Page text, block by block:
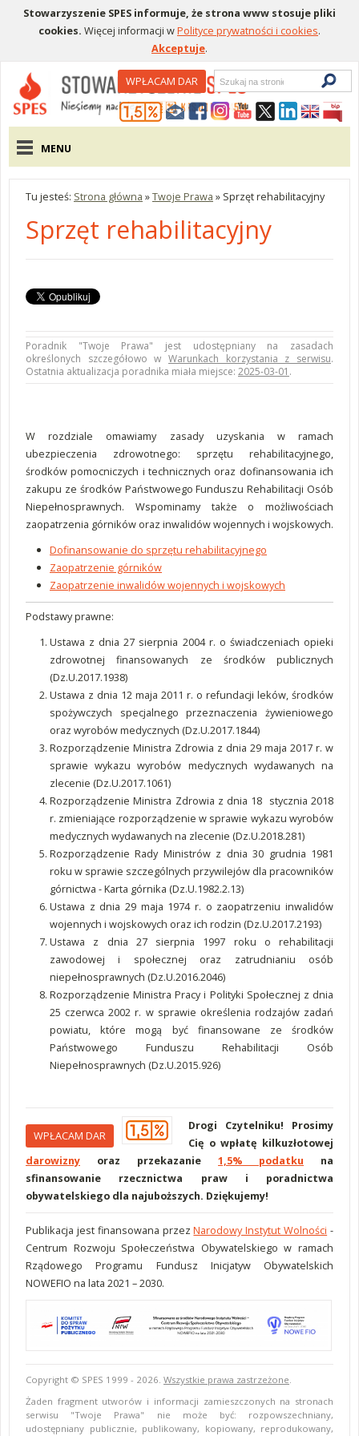
Stowarzyszenie SPES informuje, że strona www stosuje pliki
cookies. Więcej informacji wPolityce prywatności i cookies.
Akceptuje.
Menu pomocniczeWPŁACAM DAR
Wyszukiwarka
Menu główne
MENU
Tu jesteś: Strona główna »Twoje Prawa » Sprzęt rehabilitacyjny
Sprzęt rehabilitacyjny
W rozdziale omawiamy zasady uzyskania w ramach
ubezpieczenia zdrowotnego: sprzętu rehabilitacyjnego,
środków pomocniczych i technicznych oraz dofinansowania ich
zakupu ze środków Państwowego Funduszu Rehabilitacji Osób
Niepełnosprawnych. Wspominamy także o możliwościach
zaopatrzenia górników oraz inwalidów wojennych i wojskowych.
Dofinansowanie do sprzętu rehabilitacyjnego
Zaopatrzenie górników
Zaopatrzenie inwalidów wojennych i wojskowych
Podstawy prawne:
Ustawa z dnia 27 sierpnia 2004 r. o świadczeniach opieki
zdrowotnej finansowanych ze środków publicznych
(Dz.U.2017.1938)
Ustawa z dnia 12 maja 2011 r. o refundacji leków, środków
spożywczych specjalnego przeznaczenia żywieniowego
oraz wyrobów medycznych (Dz.U.2017.1844)
Rozporządzenie Ministra Zdrowia z dnia 29 maja 2017 r. w
sprawie wykazu wyrobów medycznych wydawanych na
zlecenie (Dz.U.2017.1061)
Rozporządzenie Ministra Zdrowia z dnia 18 stycznia 2018
r. zmieniające rozporządzenie w sprawie wykazu wyrobów
medycznych wydawanych na zlecenie (Dz.U.2018.281)
Rozporządzenie Rady Ministrów z dnia 30 grudnia 1981
roku w sprawie szczególnych przywilejów dla pracowników
górnictwa - Karta górnika (Dz.U.1982.2.13)
Ustawa z dnia 29 maja 1974 r. o zaopatrzeniu inwalidów
wojennych i wojskowych oraz ich rodzin (Dz.U.2017.2193)
Ustawa z dnia 27 sierpnia 1997 roku o rehabilitacji
zawodowej i społecznej oraz zatrudnianiu osób
niepełnosprawnych (Dz.U.2016.2046)
Rozporządzenie Ministra Pracy i Polityki Społecznej z dnia
25 czerwca 2002 r. w sprawie określenia rodzajów zadań
powiatu, które mogą być finansowane ze środków
Państwowego Funduszu Rehabilitacji Osób
Niepełnosprawnych (Dz.U.2015.926)
WPŁACAM DAR
Drogi Czytelniku! Prosimy
Cię o wpłatę kilkuzłotowej
darowizny oraz przekazanie 1,5% podatku na
sfinansowanie rzecznictwa praw i poradnictwa
obywatelskiego dla najuboższych. Dziękujemy!
Publikacja jest finansowana przezNarodowy Instytut Wolności -
Centrum Rozwoju Społeczeństwa Obywatelskiego w ramach
Rządowego Programu Fundusz Inicjatyw Obywatelskich
NOWEFIO na lata 2021 – 2030.
Copyright © SPES 1999 - 2026. Wszystkie prawa zastrzeżone.
Żaden fragment utworów i informacji zamieszczonych na stronach
serwisu "Twoje Prawa" nie może być: rozpowszechniany,
udostępniany publicznie, publikowany, kopiowany, reprodukowany,
Poradnik "Twoje Prawa" jest udostępniany na zasadach
określonych szczegółowo w Warunkach korzystania z serwisu.
Ostatnia aktualizacja poradnika miała miejsce: 2025-03-01 .